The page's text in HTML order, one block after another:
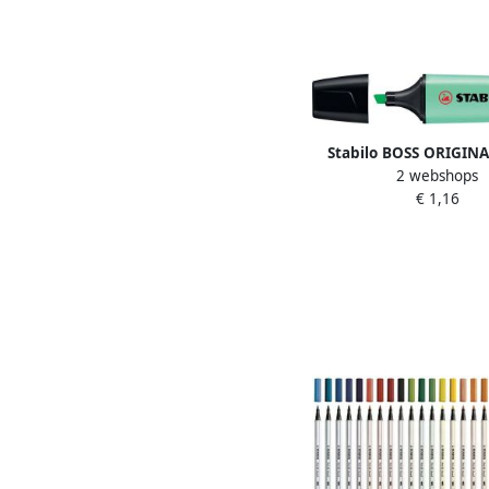
Stabilo BOSS
markeerstift hint of
2 webshops
€ 1,16